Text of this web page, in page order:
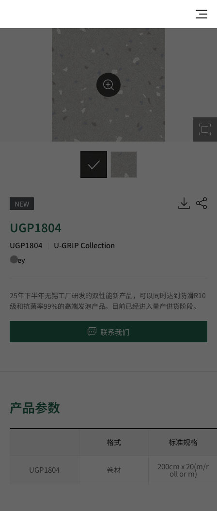
NEW
UGP1804, U-GRIP, Heterogeneous Sheet, HFLOR
UGP1804
UGP1804 U-GRIP Collection
Grey
25年下半年无锡工厂研发的双性能新产品，可以同时达到防滑R10
级和抗菌率99%的高端发泡产品。目前已经进入量产供货阶段。
联系我们
产品参数
格式 标准规格
UGP1804 卷材 200cm x 20(m/r
oll or m)